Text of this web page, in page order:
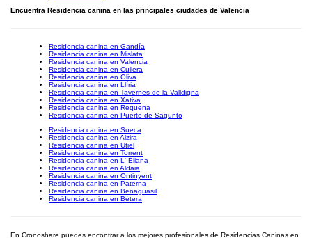
Encuentra Residencia canina en las principales ciudades de Valencia
Residencia canina en Gandía
Residencia canina en Mislata
Residencia canina en Valencia
Residencia canina en Cullera
Residencia canina en Oliva
Residencia canina en Llíria
Residencia canina en Tavernes de la Valldigna
Residencia canina en Xativa
Residencia canina en Requena
Residencia canina en Puerto de Sagunto
Residencia canina en Sueca
Residencia canina en Alzira
Residencia canina en Utiel
Residencia canina en Torrent
Residencia canina en L' Eliana
Residencia canina en Aldaia
Residencia canina en Ontinyent
Residencia canina en Paterna
Residencia canina en Benaguasil
Residencia canina en Bétera
En Cronoshare puedes encontrar a los mejores profesionales de Residencias Caninas en